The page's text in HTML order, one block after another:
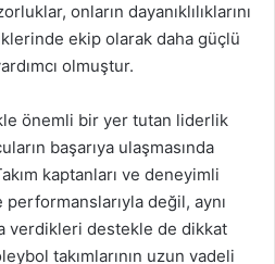
onların dayanıklılıklarını
ekip olarak daha güçlü
olmuştur.
önemli bir yer tutan liderlik
başarıya ulaşmasında
kaptanları ve deneyimli
değil, aynı
verdikleri destekle de dikkat
takımlarının uzun vadeli